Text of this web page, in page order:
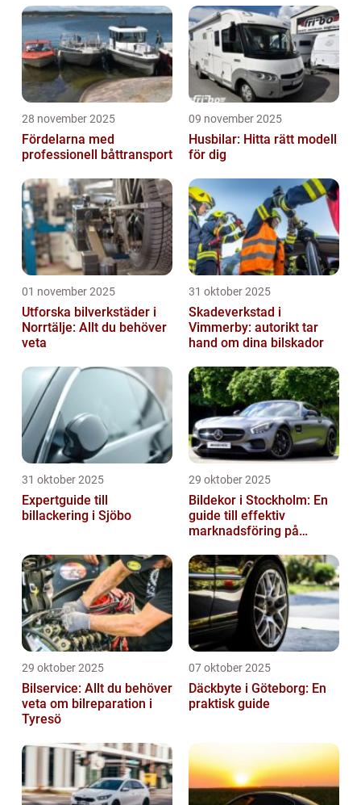
28 november 2025
Fördelarna med
professionell båttransport
09 november 2025
Husbilar: Hitta rätt modell
för dig
01 november 2025
Utforska bilverkstäder i
Norrtälje: Allt du behöver
veta
31 oktober 2025
Skadeverkstad i
Vimmerby: autorikt tar
hand om dina bilskador
31 oktober 2025
Expertguide till
billackering i Sjöbo
29 oktober 2025
Bildekor i Stockholm: En
guide till effektiv
marknadsföring på
29 oktober 2025
Bilservice: Allt du behöver
veta om bilreparation i
Tyresö
07 oktober 2025
Däckbyte i Göteborg: En
praktisk guide